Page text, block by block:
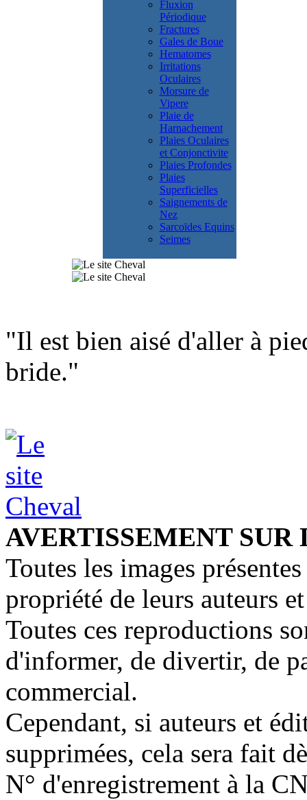
Fluxion
Périodique
Fractures
Gales de Boue
Hematomes
Irritations
Oculaires
Morsure de
Vipere
Plaie de
Harnachement
Plaies Oculaires
et Conjonctivite
Plaies Profondes
Plaies
Superficielles
Saignements de
Nez
Sarcoïdes Equins
Seimes
"Il est bien aisé d'aller à
bride."
AVERTISSEMENT
Toutes les images
propriété de leurs auteurs
Toutes ces reproductions
d'informer, de divertir, de
commercial.
Cependant, si auteurs et
supprimées, cela sera fait
N° d'enregistrement à la